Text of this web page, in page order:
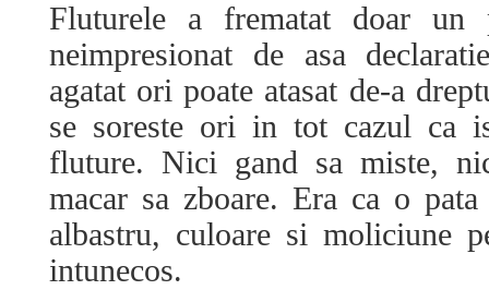
Fluturele a frematat doar
neimpresionat de asa
agatat ori poate atasat de-a
se soreste ori in tot cazul ca
fluture. Nici gand sa miste,
macar sa zboare. Era ca o
albastru, culoare si moliciune
intunecos.